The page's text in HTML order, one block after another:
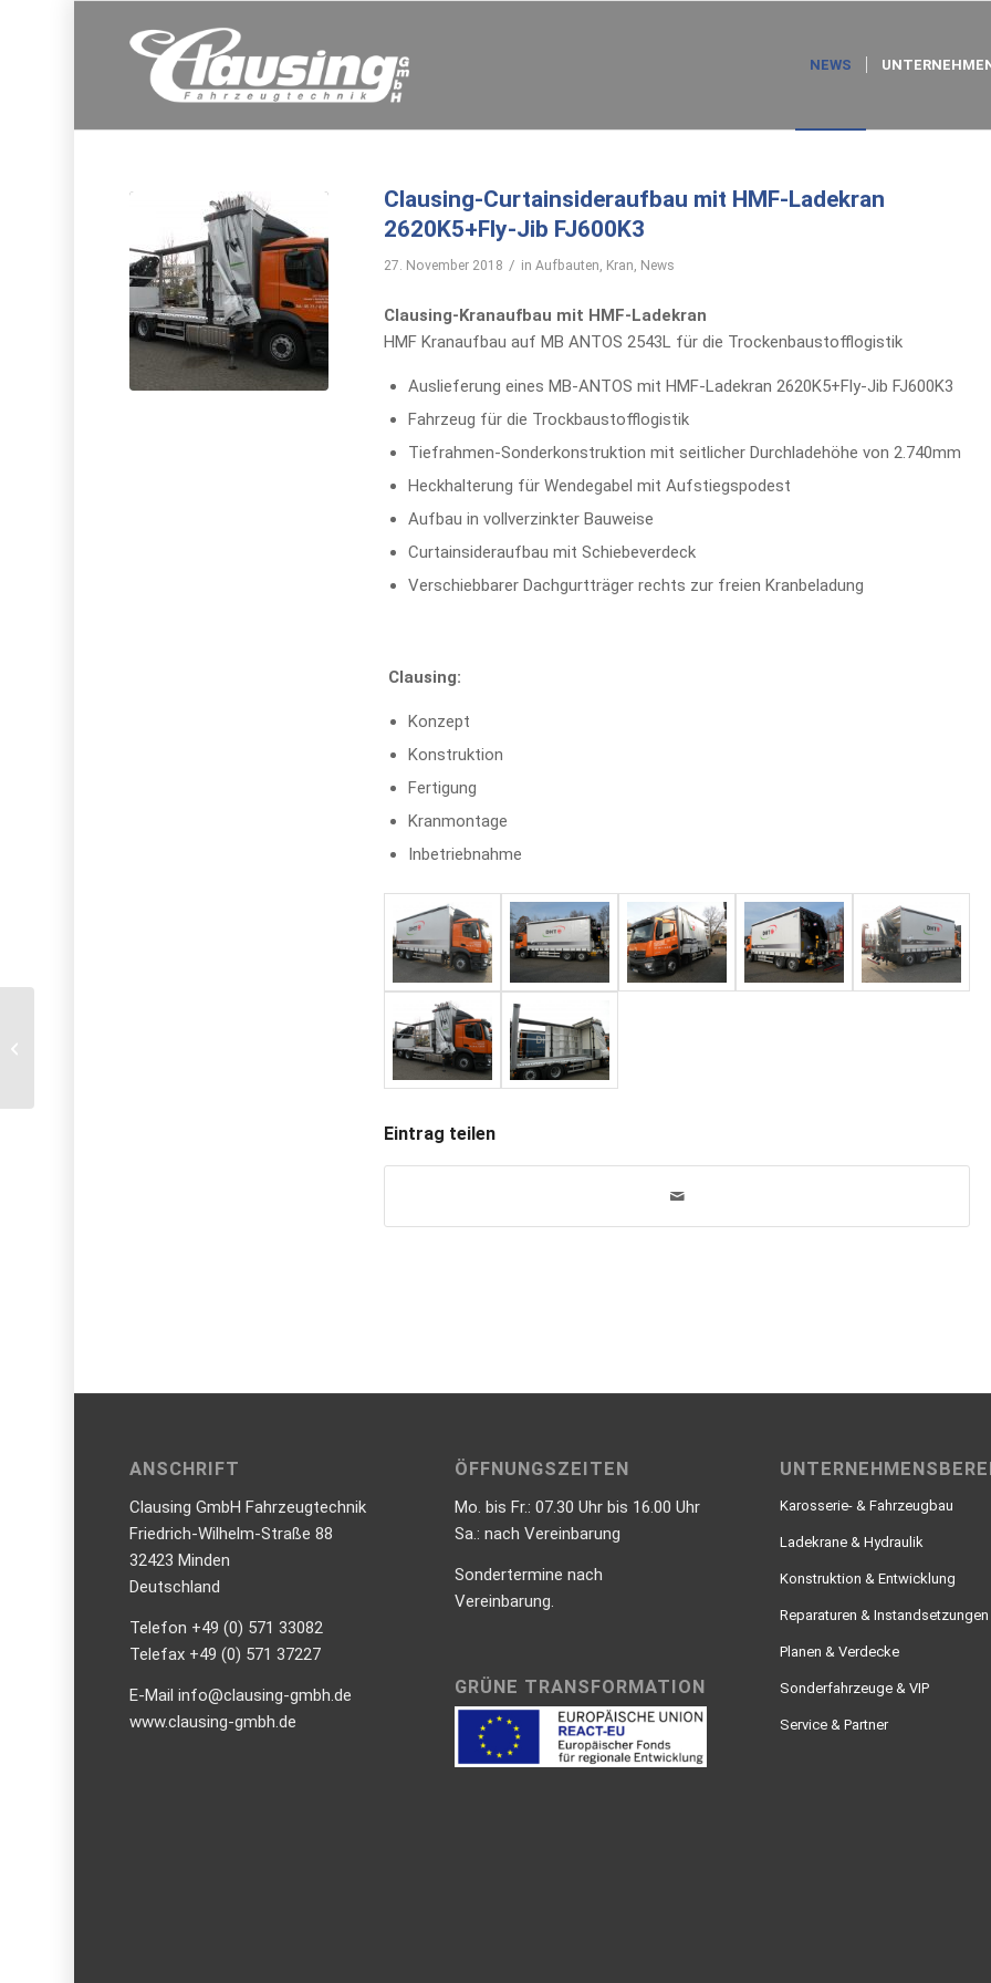
NEWS
Clausing-Curtainsideraufbau mit HMF-Ladekran
2620K5+Fly-Jib FJ600K3
27. November 2018 / inAufbauten, Kran, News
Clausing-Kranaufbau mit HMF-Ladekran
HMF Kranaufbau auf MB ANTOS 2543L für die Trockenbaustofflogistik
Auslieferung eines MB-ANTOS mit HMF-Ladekran 2620K5+Fly-Jib FJ600K3
Fahrzeug für die Trockbaustofflogistik
Tiefrahmen-Sonderkonstruktion mit seitlicher Durchladehöhe von 2.740mm
Heckhalterung für Wendegabel mit Aufstiegspodest
Aufbau in vollverzinkter Bauweise
Curtainsideraufbau mit Schiebeverdeck
Verschiebbarer Dachgurtträger rechts zur freien Kranbeladung
Clausing:
Konzept
Konstruktion
Fertigung
Kranmontage
Inbetriebnahme
Eintrag teilen
ANSCHRIFT
Clausing GmbH Fahrzeugtechnik
Friedrich-Wilhelm-Straße 88
32423 Minden
Deutschland
Telefon +49 (0) 571 33082
Telefax +49 (0) 571 37227
E-Mail info@clausing-gmbh.de
www.clausing-gmbh.de
ÖFFNUNGSZEITEN
Mo. bis Fr.: 07.30 Uhr bis 16.00 Uhr
Sa.: nach Vereinbarung
Sondertermine nach
Vereinbarung.
GRÜNE TRANSFORMATION
Karosserie- & Fahrzeugbau
Ladekrane & Hydraulik
Konstruktion & Entwicklung
Reparaturen & Instandsetzungen
Planen & Verdecke
Sonderfahrzeuge & VIP
Service & Partner